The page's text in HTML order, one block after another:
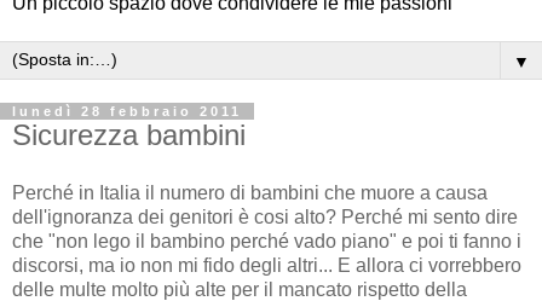
▼
lunedì 28 febbraio 2011
Sicurezza bambini
Perché in Italia il numero di bambini che muore a causa
dell'ignoranza dei genitori è cosi alto? Perché mi sento dire
che "non lego il bambino perché vado piano" e poi ti fanno i
discorsi, ma io non mi fido degli altri... E allora ci vorrebbero
delle multe molto più alte per il mancato rispetto della